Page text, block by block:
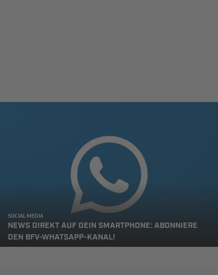
SOCIAL MEDIA
NEWS DIREKT AUF DEIN SMARTPHONE: ABONNIERE
DEN BFV-WHATSAPP-KANAL!